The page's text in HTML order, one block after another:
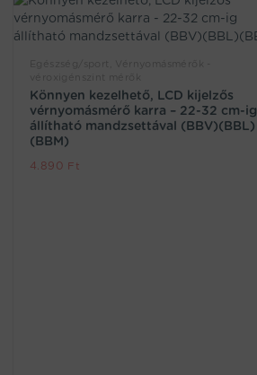
Könnyen kezelhető, LCD kijelzős
vérnyomásmérő karra – 22-32 cm-ig
állítható mandzsettával (BBV)(BBL)
(BBM)
4.890 Ft